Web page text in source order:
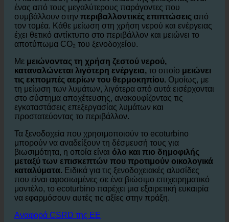
Η κατανάλωση νερού στον κλάδο της φιλοξενίας είναι
ένας από τους μεγαλύτερους παράγοντες που
συμβάλλουν στηνπεριβαλλοντικές επιπτώσειςαπό
τον τομέα. Κάθε μείωση στη χρήση νερού και ενέργειας
έχει θετικό αντίκτυπο στο περιβάλλον και μειώνει το
αποτύπωμα CO₂ του ξενοδοχείου.
Μεμειώνοντας τη χρήση ζεστού νερού,
καταναλώνεται λιγότερη ενέργεια,το οποίομειώνει
τις εκπομπές αερίων του θερμοκηπίου.Ομοίως, με
τη μείωση των λυμάτων, λιγότερα από αυτά εισέρχονται
στο σύστημα αποχέτευσης, ανακουφίζοντας τις
εγκαταστάσεις επεξεργασίας λυμάτων και
προστατεύοντας το περιβάλλον.
Τα ξενοδοχεία που χρησιμοποιούν το ecoturbino
μπορούν να αναδείξουν τη δέσμευσή τους για
βιωσιμότητα, η οποία είναιόλο και πιο δημοφιλής
μεταξύ των επισκεπτών που προτιμούν οικολογικά
καταλύματα.Ειδικά για τις ξενοδοχειακές αλυσίδες
που είναι αφοσιωμένες σε ένα βιώσιμο επιχειρηματικό
μοντέλο, το ecoturbino παρέχει μια εξαιρετική ευκαιρία
να εφαρμόσουν αυτές τις αξίες στην πράξη.